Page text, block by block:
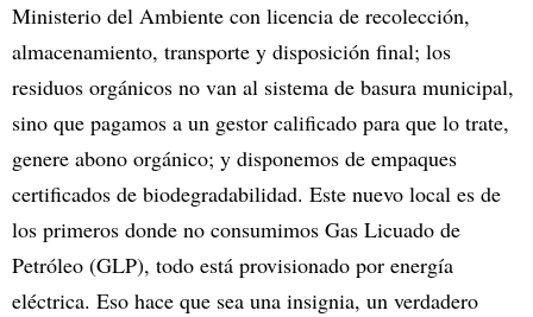
Ministerio del Ambiente con licencia de recolección,
almacenamiento, transporte y disposición final; los
residuos orgánicos no van al sistema de basura municipal,
sino que pagamos a un gestor calificado para que lo trate,
genere abono orgánico; y disponemos de empaques
certificados de biodegradabilidad. Este nuevo local es de
los primeros donde no consumimos Gas Licuado de
Petróleo (GLP), todo está provisionado por energía
eléctrica. Eso hace que sea una insignia, un verdadero